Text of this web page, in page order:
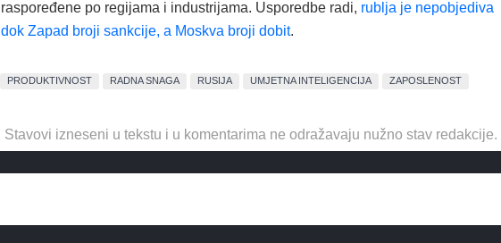
raspoređene po regijama i industrijama. Usporedbe radi, rublja je nepobjediva
dok Zapad broji sankcije, a Moskva broji dobit.
PRODUKTIVNOST RADNA SNAGA RUSIJA UMJETNA INTELIGENCIJA ZAPOSLENOST
Stavovi izneseni u tekstu i u komentarima ne odražavaju nužno stav redakcije.